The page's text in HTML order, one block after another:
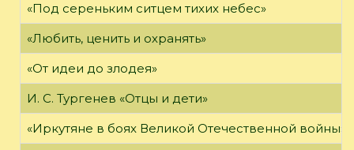
«Под сереньким ситцем тихих небес»
«Любить, ценить и охранять»
«От идеи до злодея»
И. С. Тургенев «Отцы и дети»
«Иркутяне в боях Великой Отечественной войны»